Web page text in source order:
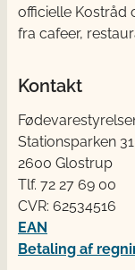
officielle Kostråd
fra cafeer,
Kontakt
Stationsparken
2600 Glostrup
Tlf. 72 2​​​7 69 00
CVR: 62534516
EAN
Betaling af